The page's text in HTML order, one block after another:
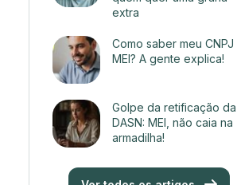
extra
Como saber meu CNPJ
MEI? A gente explica!
Golpe da retificação da
DASN: MEI, não caia na
armadilha!